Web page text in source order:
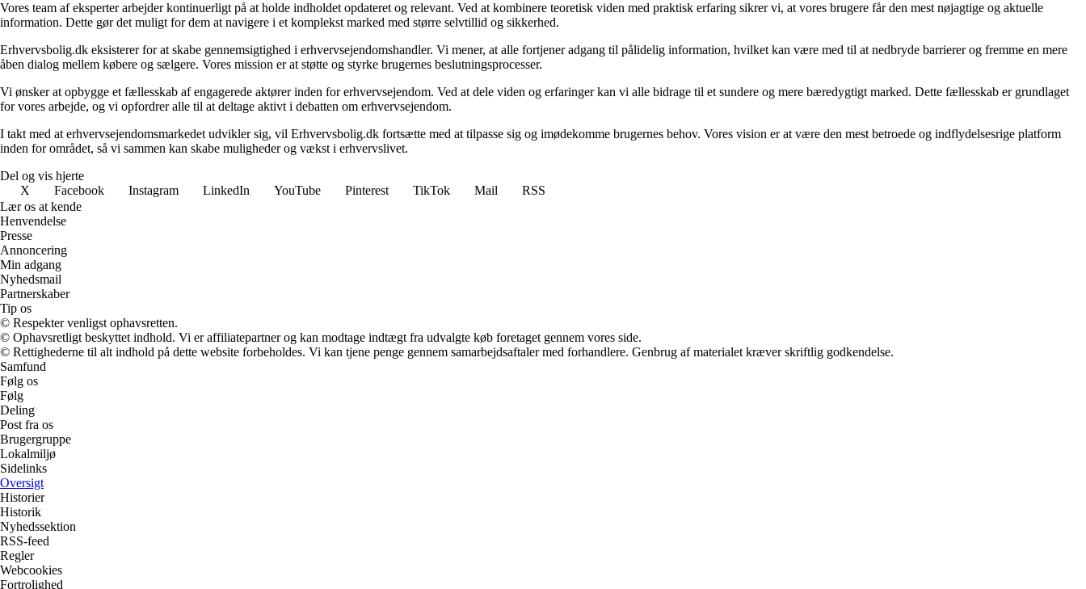
Vores team af eksperter arbejder kontinuerligt på at holde indholdet opdateret og relevant. Ved at kombinere teoretisk viden med praktisk erfaring sikrer vi, at vores brugere får den mest nøjagtige og aktuelle
information. Dette gør det muligt for dem at navigere i et komplekst marked med større selvtillid og sikkerhed.
Erhvervsbolig.dk eksisterer for at skabe gennemsigtighed i erhvervsejendomshandler. Vi mener, at alle fortjener adgang til pålidelig information, hvilket kan være med til at nedbryde barrierer og fremme en mere
åben dialog mellem købere og sælgere. Vores mission er at støtte og styrke brugernes beslutningsprocesser.
Vi ønsker at opbygge et fællesskab af engagerede aktører inden for erhvervsejendom. Ved at dele viden og erfaringer kan vi alle bidrage til et sundere og mere bæredygtigt marked. Dette fællesskab er grundlaget
for vores arbejde, og vi opfordrer alle til at deltage aktivt i debatten om erhvervsejendom.
I takt med at erhvervsejendomsmarkedet udvikler sig, vil Erhvervsbolig.dk fortsætte med at tilpasse sig og imødekomme brugernes behov. Vores vision er at være den mest betroede og indflydelsesrige platform
inden for området, så vi sammen kan skabe muligheder og vækst i erhvervslivet.
Del og vis hjerte
X
Facebook Instagram LinkedIn YouTube Pinterest TikTok Mail
RSS
Lær os at kende
Henvendelse
Presse
Annoncering
Min adgang
Nyhedsmail
Partnerskaber
Tip os
© Respekter venligst ophavsretten.
© Ophavsretligt beskyttet indhold. Vi er affiliatepartner og kan modtage indtægt fra udvalgte køb foretaget gennem vores side.
© Rettighederne til alt indhold på dette website forbeholdes. Vi kan tjene penge gennem samarbejdsaftaler med forhandlere. Genbrug af materialet kræver skriftlig godkendelse.
Samfund
Følg os
Følg
Deling
Post fra os
Brugergruppe
Lokalmiljø
Sidelinks
Oversigt
Historier
Historik
Nyhedssektion
RSS-feed
Regler
Webcookies
Fortrolighed